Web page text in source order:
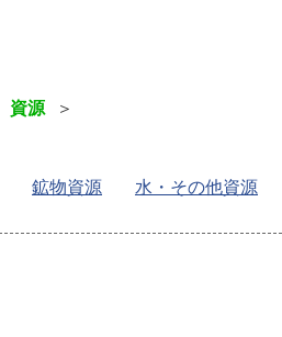
資源＞
鉱物資源 水・その他資源